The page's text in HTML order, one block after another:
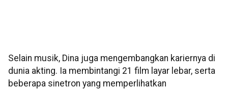
Selain musik, Dina juga mengembangkan kariernya di
dunia akting. Ia membintangi 21 film layar lebar, serta
beberapa sinetron yang memperlihatkan